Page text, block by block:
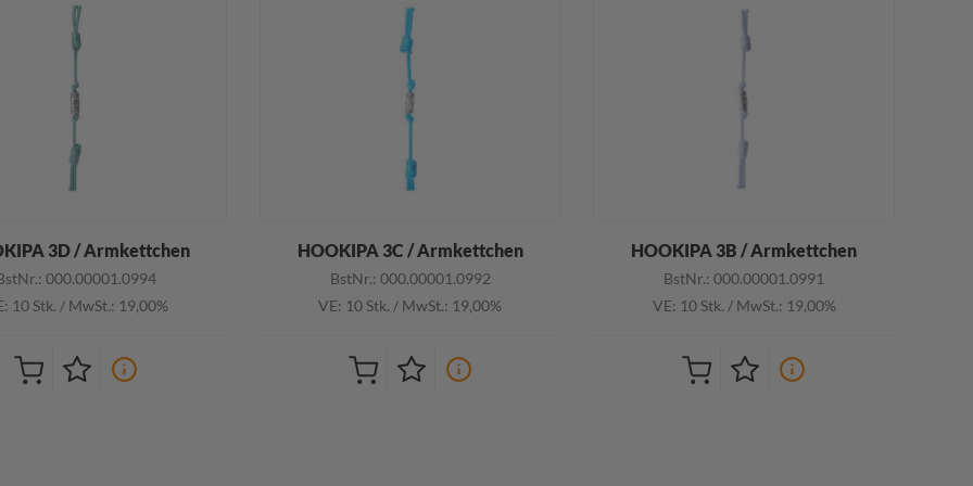
3D / Armkettchen
000.00001.0994
10 Stk. / MwSt.: 19,00%
HOOKIPA 3C / Armkettchen
BstNr.: 000.00001.0992
VE: 10 Stk. / MwSt.: 19,00%
HOOKIPA 3B / Armkettchen
BstNr.: 000.00001.0991
VE: 10 Stk. / MwSt.: 19,00%